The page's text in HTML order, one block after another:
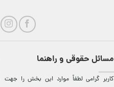
مسائل حقوقی و راهنما
کاربر گرامی لطفاً موارد این بخش را جهت